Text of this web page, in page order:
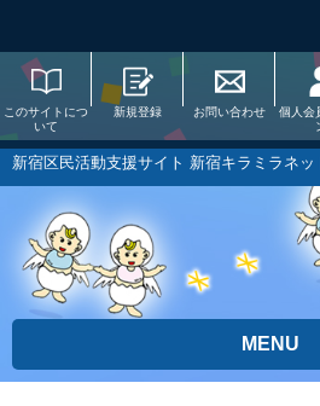
このサイトにつ
いて
新規登録 お問い合わせ
個人会
新宿区民活動支援サイト 新宿キラミラネッ
MENU